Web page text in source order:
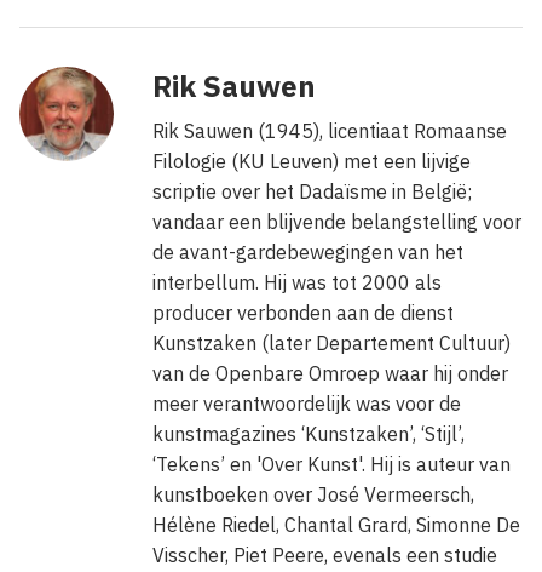
Rik Sauwen
Rik Sauwen (1945), licentiaat Romaanse
Filologie (KU Leuven) met een lijvige
scriptie over het Dadaïsme in België;
vandaar een blijvende belangstelling voor
de avant-gardebewegingen van het
interbellum. Hij was tot 2000 als
producer verbonden aan de dienst
Kunstzaken (later Departement Cultuur)
van de Openbare Omroep waar hij onder
meer verantwoordelijk was voor de
kunstmagazines ‘Kunstzaken’, ‘Stijl’,
‘Tekens’ en 'Over Kunst'. Hij is auteur van
kunstboeken over José Vermeersch,
Hélène Riedel, Chantal Grard, Simonne De
Visscher, Piet Peere, evenals een studie